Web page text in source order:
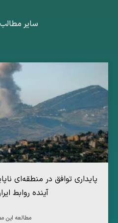
سایر
پایداری توافق در منطقه‌ای
آینده روابط
مطالعه این